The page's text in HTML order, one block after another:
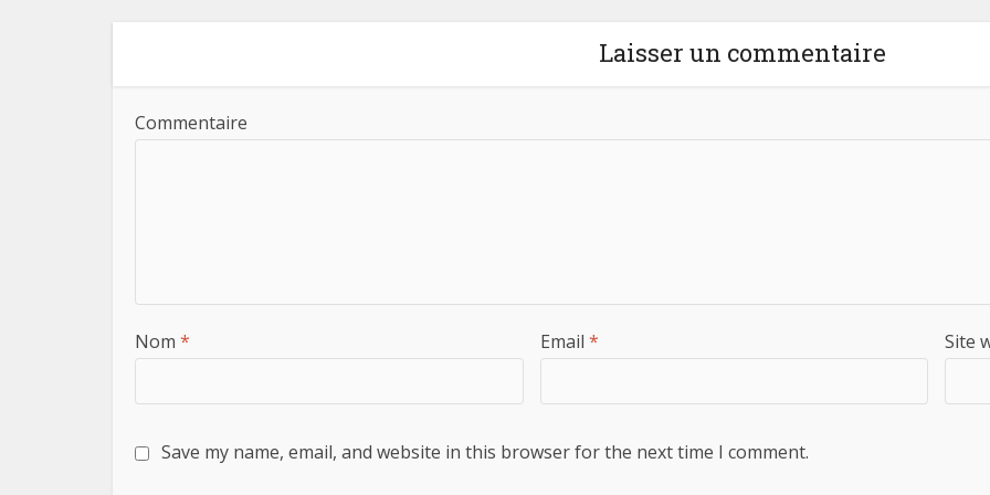
Laisser un commentaire
Commentaire
Nom * Email * Site
Save my name, email, and website in this browser for the next time I comment.